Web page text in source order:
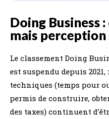
Doing Business
mais
Le classement Doing
est suspendu depuis
techniques (temps pour
permis de construire,
des taxes) continuent